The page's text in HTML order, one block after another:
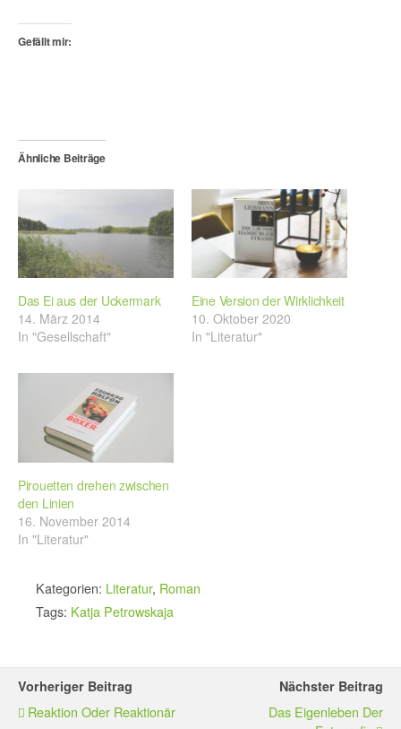
Gefällt mir:
Ähnliche Beiträge
Das Ei aus der Uckermark
14. März 2014
In "Gesellschaft"
Eine Version der Wirklichkeit
10. Oktober 2020
In "Literatur"
Pirouetten drehen zwischen
den Linien
16. November 2014
In "Literatur"
Kategorien: Literatur, Roman
Tags: Katja Petrowskaja
Vorheriger Beitrag
Reaktion Oder Reaktionär
Nächster Beitrag
Das Eigenleben Der